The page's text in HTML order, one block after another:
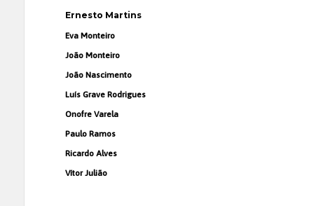
Ernesto Martins
Eva Monteiro
João Monteiro
João Nascimento
Luís Grave Rodrigues
Onofre Varela
Paulo Ramos
Ricardo Alves
Vítor Julião